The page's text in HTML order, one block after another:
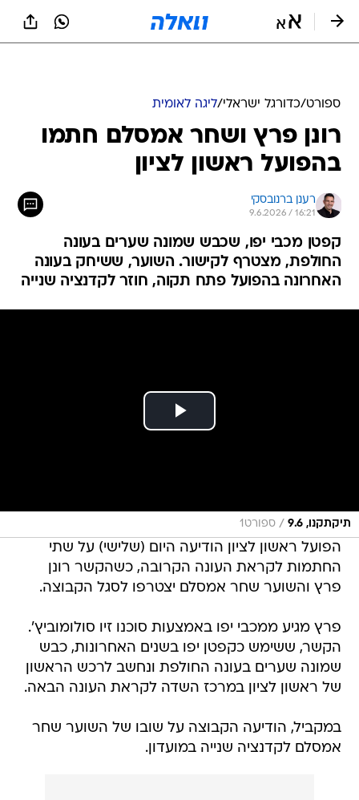
ספורט/כדורגל ישראלי/ליגה לאומית
רונן פרץ ושחר אמסלם חתמו
בהפועל ראשון לציון
רענן ברנובסקי
9.6.2026 / 16:21
קפטן מכבי יפו, שכבש שמונה שערים בעונה
החולפת, מצטרף לקישור. השוער, ששיחק בעונה
האחרונה בהפועל פתח תקוה, חוזר לקדנציה שנייה
תיקתקנו, 9.6 / ספורט1
הפועל ראשון לציון הודיעה היום (שלישי) על שתי
החתמות לקראת העונה הקרובה, כשהקשר רונן
פרץ והשוער שחר אמסלם יצטרפו לסגל הקבוצה.
פרץ מגיע ממכבי יפו באמצעות סוכנו זיו סולומוביץ'.
הקשר, ששימש כקפטן יפו בשנים האחרונות, כבש
שמונה שערים בעונה החולפת ונחשב לרכש הראשון
של ראשון לציון במרכז השדה לקראת העונה הבאה.
במקביל, הודיעה הקבוצה על שובו של השוער שחר
אמסלם לקדנציה שנייה במועדון.